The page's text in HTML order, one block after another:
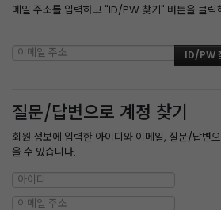
메일 주소를 입력하고 "ID/PW 찾기" 버튼을 클릭
질문/답변으로 계정 찾기
회원 정보에 입력한 아이디와 이메일, 질문/답변
을 수 있습니다.